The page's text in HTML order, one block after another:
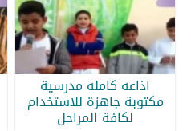
اذاعه كامله مدرسية
مكتوبة جاهزة للاستخدام
لكافة المراحل